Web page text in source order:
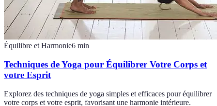
Équilibre et Harmonie6 min
Techniques de Yoga pour Équilibrer Votre Corps et
votre Esprit
Explorez des techniques de yoga simples et efficaces pour équilibrer
votre corps et votre esprit, favorisant une harmonie intérieure.